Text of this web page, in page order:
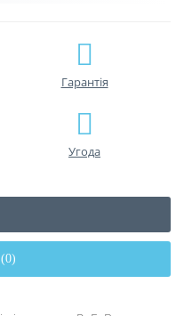
Гарантiя
Угода